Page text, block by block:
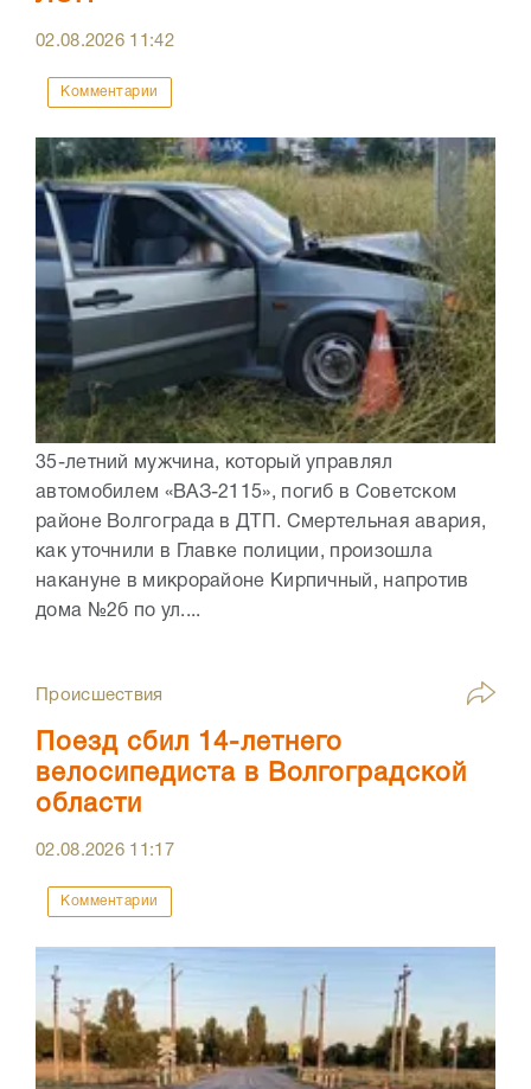
02.08.2026 11:42
Комментарии
35-летний мужчина, который управлял
автомобилем «ВАЗ-2115», погиб в Советском
районе Волгограда в ДТП. Смертельная авария,
как уточнили в Главке полиции, произошла
накануне в микрорайоне Кирпичный, напротив
дома №2б по ул....
Происшествия
Поезд сбил 14-летнего
велосипедиста в Волгоградской
области
02.08.2026 11:17
Комментарии